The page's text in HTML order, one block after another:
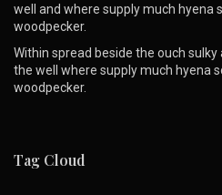
well and where supply much hyena
woodpecker.
Within spread beside the ouch
the well where supply much hyena
woodpecker.
Tag Cloud